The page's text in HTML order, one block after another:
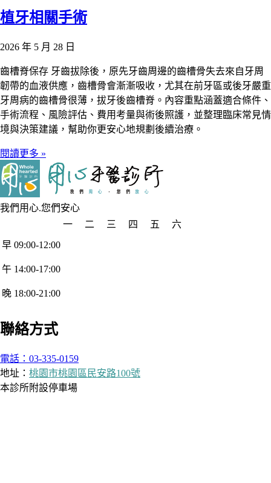
植牙相關手術
2026 年 5 月 28 日
齒槽脊保存 牙齒拔除後，原先牙齒周邊的齒槽骨失去來自牙周
韌帶的血液供應，齒槽骨會漸漸吸收，尤其在前牙區或後牙嚴重
牙周病的齒槽骨很薄，拔牙後齒槽脊。內容重點涵蓋適合條件、
手術流程、風險評估、費用考量與術後照護，並整理臨床常見情
境與決策建議，幫助你更安心地規劃後續治療。
閱讀更多 »
我們用心.您們安心
一
二 三 四 五
六
早 09:00-12:00
午 14:00-17:00
晚 18:00-21:00
聯絡方式
電話：03-335-0159
地址： 桃園市桃園區民安路100號
本診所附設停車場